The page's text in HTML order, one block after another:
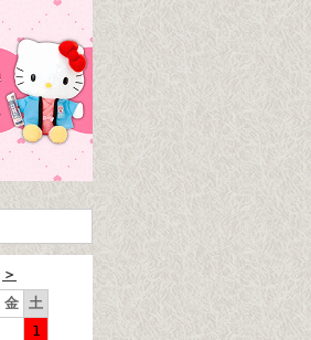
＞
金 土
1